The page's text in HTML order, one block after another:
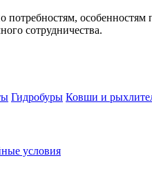
сотрудничества.
Гидробуры Ковши и
условия